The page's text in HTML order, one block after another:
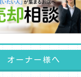
オーナー様へ